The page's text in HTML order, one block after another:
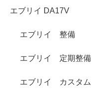
エブリイ DA17V
エブリイ 整備
エブリイ 定期整備
エブリイ カスタム